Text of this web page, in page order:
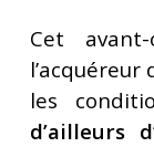
Cet
l’acquéreur
les
d’ailleurs